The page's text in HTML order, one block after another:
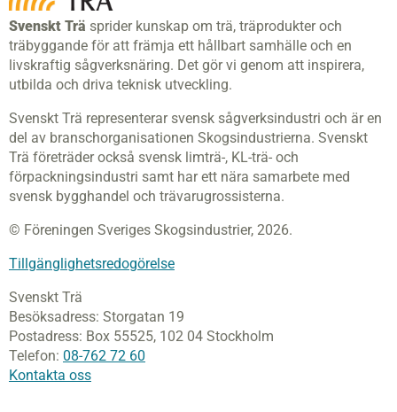
Svenskt Trä sprider kunskap om trä, träprodukter och
träbyggande för att främja ett hållbart samhälle och en
livskraftig sågverksnäring. Det gör vi genom att inspirera,
utbilda och driva teknisk utveckling.
Svenskt Trä representerar svensk sågverksindustri och är en
del av branschorganisationen Skogsindustrierna. Svenskt
Trä företräder också svensk limträ-, KL-trä- och
förpackningsindustri samt har ett nära samarbete med
svensk bygghandel och trävarugrossisterna.
© Föreningen Sveriges Skogsindustrier, 2026.
Tillgänglighetsredogörelse
Svenskt Trä
Besöksadress: Storgatan 19
Postadress: Box 55525, 102 04 Stockholm
Telefon: 08-762 72 60
Kontakta oss